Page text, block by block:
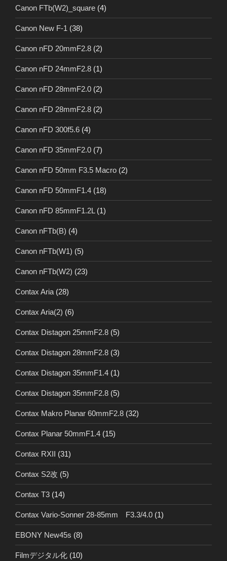
Canon FTb(W2)_square (4)
Canon New F-1 (38)
Canon nFD 20mmF2.8 (2)
Canon nFD 24mmF2.8 (1)
Canon nFD 28mmF2.0 (2)
Canon nFD 28mmF2.8 (2)
Canon nFD 300f5.6 (4)
Canon nFD 35mmF2.0 (7)
Canon nFD 50mm F3.5 Macro (2)
Canon nFD 50mmF1.4 (18)
Canon nFD 85mmF1.2L (1)
Canon nFTb(B) (4)
Canon nFTb(W1) (5)
Canon nFTb(W2) (23)
Contax Aria (28)
Contax Aria(2) (6)
Contax Distagon 25mmF2.8 (5)
Contax Distagon 28mmF2.8 (3)
Contax Distagon 35mmF1.4 (1)
Contax Distagon 35mmF2.8 (5)
Contax Makro Planar 60mmF2.8 (32)
Contax Planar 50mmF1.4 (15)
Contax RXII (31)
Contax S2改 (5)
Contax T3 (14)
Contax Vario-Sonner 28-85mm F3.3/4.0 (1)
EBONY New45s (8)
Filmデジタル化 (10)